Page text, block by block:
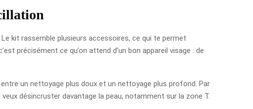
kit rassemble plusieurs accessoires, ce qui te permet
précisément ce qu’on attend d’un bon appareil visage : de
un nettoyage plus doux et un nettoyage plus profond. Par
désincruster davantage la peau, notamment sur la zone T.